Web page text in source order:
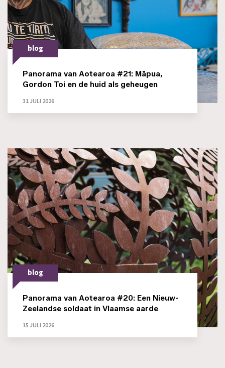
blog
Panorama van Aotearoa #21: Māpua,
Gordon Toi en de huid als geheugen
31 JULI 2026
blog
Panorama van Aotearoa #20: Een Nieuw-
Zeelandse soldaat in Vlaamse aarde
15 JULI 2026